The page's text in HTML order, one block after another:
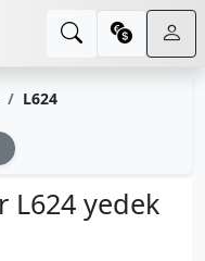
L624
L624 yedek